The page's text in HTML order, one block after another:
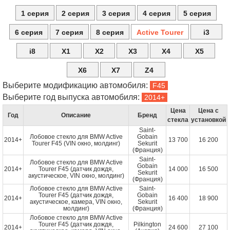
1 серия 2 серия 3 серия 4 серия 5 серия
6 серия 7 серия 8 серия Active Tourer i3
i8 X1 X2 X3 X4 X5
X6 X7 Z4
Выберите модификацию автомобиля:
Выберите год выпуска автомобиля:
Год Описание Бренд
Цена
стекла
Цена с
установкой
2014+
Лобовое стекло для BMW Active
Tourer F45 (VIN окно, молдинг)
Saint-
Gobain
Sekurit
(Франция)
13 700 16 200
2014+
Лобовое стекло для BMW Active
Tourer F45 (датчик дождя,
акустическое, VIN окно, молдинг)
Saint-
Gobain
Sekurit
(Франция)
14 000 16 500
2014+
Лобовое стекло для BMW Active
Tourer F45 (датчик дождя,
акустическое, камера, VIN окно,
молдинг)
Saint-
Gobain
Sekurit
(Франция)
16 400 18 900
2014+
Лобовое стекло для BMW Active
Tourer F45 (датчик дождя,
Pilkington
24 600 27 100